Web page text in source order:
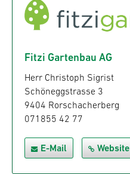
Fitzi Gartenbau AG
Herr Christoph Sigrist
Schöneggstrasse 3
9404 Rorschacherberg
071855 42 77
E-Mail Website